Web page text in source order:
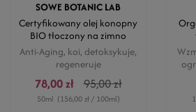
SOWE BOTANIC LAB
Certyfikowany olej konopny
BIO tłoczony na zimno
Anti-Aging, koi, detoksykuje,
regeneruje
78,00 zł 95,00 zł
50ml (156,00 zł / 100ml)